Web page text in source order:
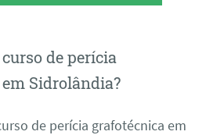
de perícia
Sidrolândia?
de perícia grafotécnica em